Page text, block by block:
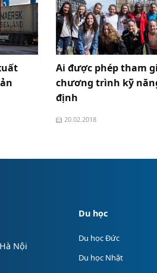
Ai được phép tham
chương trình kỹ
định
20.02.2018
Du học
Du học Đức
Du học Nhật
Nội